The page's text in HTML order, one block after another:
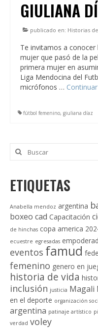
GIULIANA
publicado en: Historias
Te invitamos a conocer
mujer que pasó de la
primera mujer en
Liga Mendocina del
micrófonos … Continuar
fútbol femenino, giuliana díaz
Buscar
por:
ETIQUETAS
Anabella mendoz argentina
boxeo cad Capacitación
de hinchas copa america
ecuestre egresadas
eventos famud
femenino genero en
historia de vida
inclusión justicia Magali
en el deporte organización
argentina patinaje artístico
verdad voley